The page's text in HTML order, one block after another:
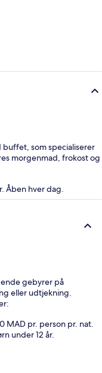
som specialiserer
morgenmad, frokost og
Åben hver dag.
gebyrer på
eller udtjekning.
MAD pr. person pr. nat.
under 12 år.